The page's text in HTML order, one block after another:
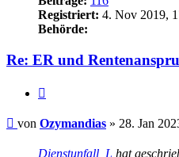
Registriert: 4. Nov 2019,
Behörde:
Re: ER und
Beitrag
von Ozymandias » 28. Jan
Dienstunfall_L hat